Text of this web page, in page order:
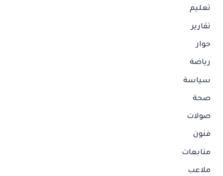
تعليم
تقارير
حوار
رياضة
سياسة
صحة
صولات
فنون
متابعات
ملاعب